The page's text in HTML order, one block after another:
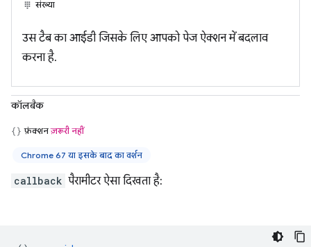
संख्या
उस टैब का आईडी जिसके लिए आपको पेज ऐक्शन में बदलाव
करना है.
कॉलबैक
फ़ंक्शनज़रूरी नहीं
Chrome 67 या इसके बाद का वर्शन
callback पैरामीटर ऐसा दिखता है: